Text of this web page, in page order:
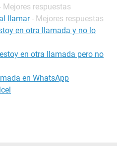
Mejores respuestas
llamar - Mejores respuestas
en otra llamada y no lo
en otra llamada pero no
en WhatsApp